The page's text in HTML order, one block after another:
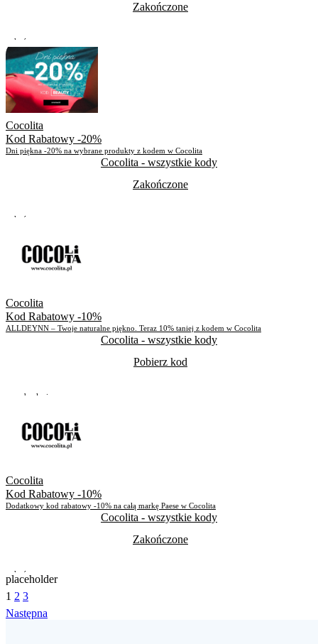
Zakończone
Zakończone
Skorzystało 571
Cocolita
Kod Rabatowy -20%
Dni piękna -20% na wybrane produkty z kodem w Cocolita
Cocolita - wszystkie kody
Zakończone
Zakończone
Skorzystało624
Cocolita
Kod Rabatowy -10%
ALLDEYNN – Twoje naturalne piękno. Teraz 10% taniej z kodem w Cocolita
Cocolita - wszystkie kody
Pobierz kod
Do odwołania
Skorzystało961
Cocolita
Kod Rabatowy -10%
Dodatkowy kod rabatowy -10% na całą markę Paese w Cocolita
Cocolita - wszystkie kody
Zakończone
Zakończone
Skorzystało
placeholder
1 2 3
Następna